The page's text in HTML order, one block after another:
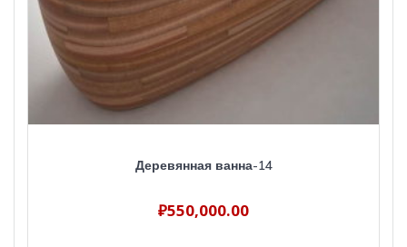
Деревянная ванна-14
₽550,000.00